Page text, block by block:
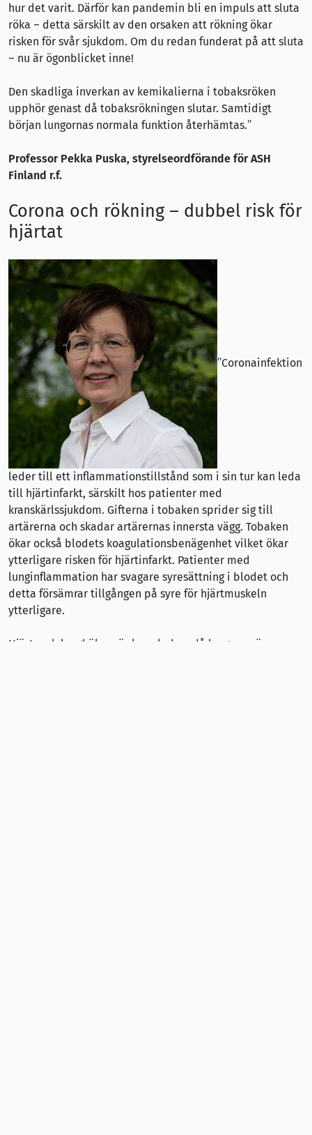
hur det varit. Därför kan pandemin bli en impuls att sluta
röka – detta särskilt av den orsaken att rökning ökar
risken för svår sjukdom. Om du redan funderat på att sluta
– nu är ögonblicket inne!
Den skadliga inverkan av kemikalierna i tobaksröken
upphör genast då tobaksrökningen slutar. Samtidigt
början lungornas normala funktion återhämtas.”
Professor Pekka Puska, styrelseordförande för ASH
Finland r.f.
Corona och rökning – dubbel risk för
hjärtat
”Coronainfektion
leder till ett inflammationstillstånd som i sin tur kan leda
till hjärtinfarkt, särskilt hos patienter med
kranskärlssjukdom. Gifterna i tobaken sprider sig till
artärerna och skadar artärernas innersta vägg. Tobaken
ökar också blodets koagulationsbenägenhet vilket ökar
ytterligare risken för hjärtinfarkt. Patienter med
lunginflammation har svagare syresättning i blodet och
detta försämrar tillgången på syre för hjärtmuskeln
ytterligare.
Hjärt- och lunghälsan är kopplade – då lungorna är